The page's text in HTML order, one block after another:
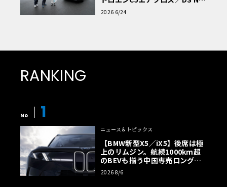
読者一気乗りレポート
2026 6/24
RANKING
No 1
ニュース＆トピックス
【BMW新型X5／iX5】後席は極
上のリムジン。航続1000km超
のBEVも揃う中国専売ロング仕
様の全貌
2026 8/6